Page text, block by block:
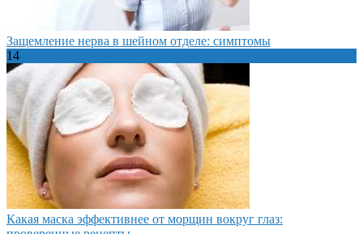
Защемление нерва в шейном отделе: симптомы
14
Какая маска эффективнее от морщин вокруг глаз: